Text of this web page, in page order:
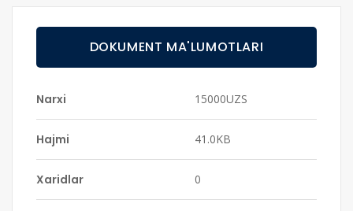
DOKUMENT MA'LUMOTLARI
Narxi 15000UZS
Hajmi 41.0KB
Xaridlar 0